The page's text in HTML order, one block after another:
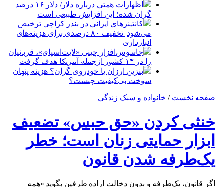
اظهارات همتی درباره دلار/ دلار ۱۶ درصد
گران شده؛ این افزایش طبیعی است
کانتینرهای ایرانی در بندر کراچی ترخیص
می‌شود| تخفیف ۸۰ درصدی برای هزینه‌های
انبارداری
جاسوس‌افزار چینی «لایت‌اسپای»، قربانیان
را در ۱۳ کشور ازجمله آمریکا هدف گرفت
بنزین ارزان یا خودروی گران؟ هزینه پنهان
سوخت بی‌کیفیت چیست؟
صفحه نخست / خانواده و سبک زندگی
خنثی کردن «حق حبس» تضعیف
ابزار حمایتی زنان است؛ خطر
یک‌طرفه شدن قانون
اگر قانون، یک‌طرفه و بدون دخالت اراده طرفین بگوید «همه